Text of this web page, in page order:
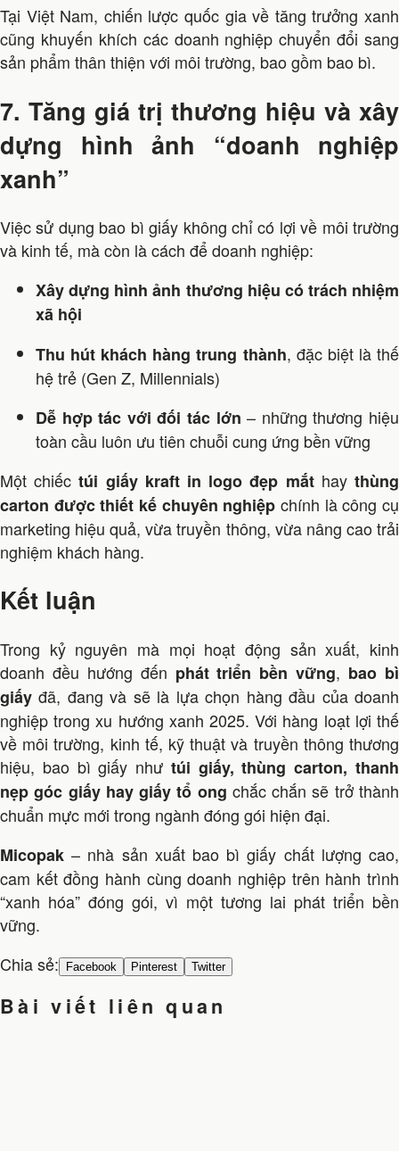
Tại Việt Nam, chiến lược quốc gia về tăng trưởng xanh
cũng khuyến khích các doanh nghiệp chuyển đổi sang
sản phẩm thân thiện với môi trường, bao gồm bao bì.
7. Tăng giá trị thương hiệu và xây
dựng hình ảnh “doanh nghiệp
xanh”
Việc sử dụng bao bì giấy không chỉ có lợi về môi trường
và kinh tế, mà còn là cách để doanh nghiệp:
Xây dựng hình ảnh thương hiệu có trách nhiệm
xã hội
Thu hút khách hàng trung thành, đặc biệt là thế
hệ trẻ (Gen Z, Millennials)
Dễ hợp tác với đối tác lớn – những thương hiệu
toàn cầu luôn ưu tiên chuỗi cung ứng bền vững
Một chiếctúi giấy kraft in logo đẹp mắthaythùng
carton được thiết kế chuyên nghiệp chính là công cụ
marketing hiệu quả, vừa truyền thông, vừa nâng cao trải
nghiệm khách hàng.
Kết luận
Trong kỷ nguyên mà mọi hoạt động sản xuất, kinh
doanh đều hướng đến phát triển bền vững, bao bì
giấy đã, đang và sẽ là lựa chọn hàng đầu của doanh
nghiệp trong xu hướng xanh 2025. Với hàng loạt lợi thế
về môi trường, kinh tế, kỹ thuật và truyền thông thương
hiệu, bao bì giấy như túi giấy, thùng carton, thanh
nẹp góc giấy hay giấy tổ ong chắc chắn sẽ trở thành
chuẩn mực mới trong ngành đóng gói hiện đại.
Micopak – nhà sản xuất bao bì giấy chất lượng cao,
cam kết đồng hành cùng doanh nghiệp trên hành trình
“xanh hóa” đóng gói, vì một tương lai phát triển bền
vững.
Chia sẻ:
Facebook Pinterest Twitter
Bài viết liên quan